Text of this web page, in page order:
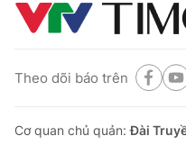
Theo dõi báo trên
Cơ quan chủ quản:Đài